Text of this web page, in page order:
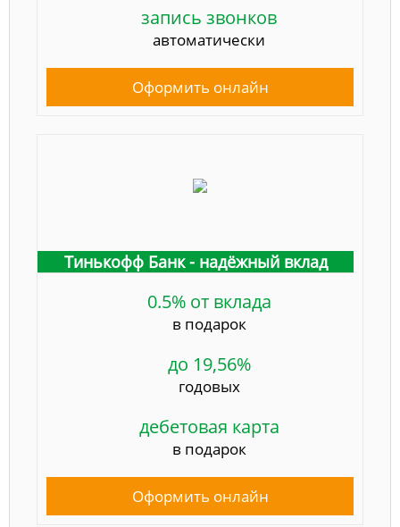
запись звонков
автоматически
Оформить онлайн
Тинькофф Банк - надёжный вклад
0.5% от вклада
в подарок
до 19,56%
годовых
дебетовая карта
в подарок
Оформить онлайн